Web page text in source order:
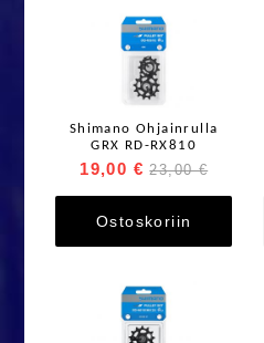
Shimano Ohjainrulla
GRX RD-RX810
19,00 € 23,00 €
Ostoskoriin